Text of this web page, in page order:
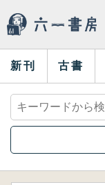
新刊 古書